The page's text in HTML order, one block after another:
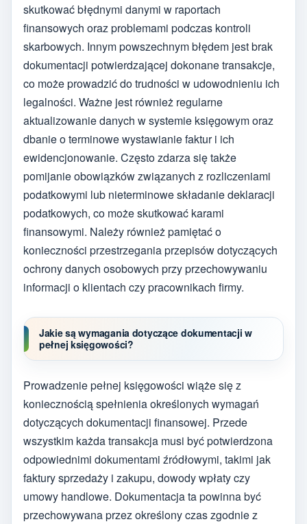
skutkować błędnymi danymi w raportach
finansowych oraz problemami podczas kontroli
skarbowych. Innym powszechnym błędem jest brak
dokumentacji potwierdzającej dokonane transakcje,
co może prowadzić do trudności w udowodnieniu ich
legalności. Ważne jest również regularne
aktualizowanie danych w systemie księgowym oraz
dbanie o terminowe wystawianie faktur i ich
ewidencjonowanie. Często zdarza się także
pomijanie obowiązków związanych z rozliczeniami
podatkowymi lub nieterminowe składanie deklaracji
podatkowych, co może skutkować karami
finansowymi. Należy również pamiętać o
konieczności przestrzegania przepisów dotyczących
ochrony danych osobowych przy przechowywaniu
informacji o klientach czy pracownikach firmy.
Jakie są wymagania dotyczące dokumentacji w
pełnej księgowości?
Prowadzenie pełnej księgowości wiąże się z
koniecznością spełnienia określonych wymagań
dotyczących dokumentacji finansowej. Przede
wszystkim każda transakcja musi być potwierdzona
odpowiednimi dokumentami źródłowymi, takimi jak
faktury sprzedaży i zakupu, dowody wpłaty czy
umowy handlowe. Dokumentacja ta powinna być
przechowywana przez określony czas zgodnie z